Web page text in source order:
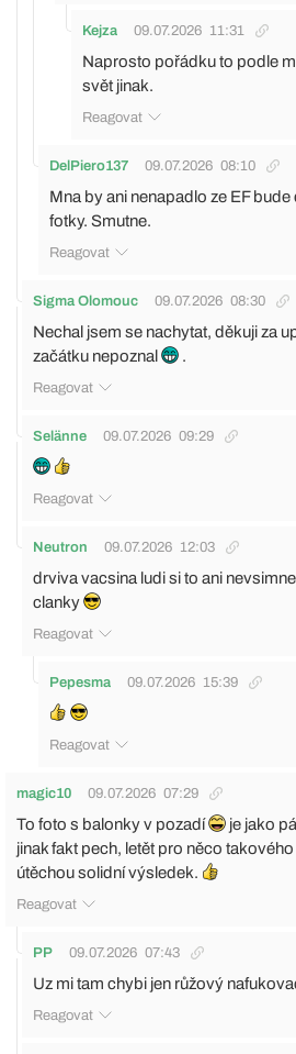
Kejza 09.07.2026 11:31
Naprosto pořádku to podle
svět jinak.
Reagovat
DelPiero137 09.07.2026 08:10
Mna by ani nenapadlo ze EF
fotky. Smutne.
Reagovat
Sigma Olomouc 09.07.2026 08:30
Nechal jsem se nachytat, děkuji za
začátku nepoznal
.
Reagovat
Selänne 09.07.2026 09:29
Reagovat
Neutron 09.07.2026 12:03
drviva vacsina ludi si to ani nevsimne
clanky
Reagovat
Pepesma 09.07.2026 15:39
Reagovat
magic10 09.07.2026 07:29
To foto s balonky v pozadí
je jako
jinak fakt pech, letět pro něco
útěchou solidní výsledek.
Reagovat
PP 09.07.2026 07:43
Uz mi tam chybi jen růžový
Reagovat